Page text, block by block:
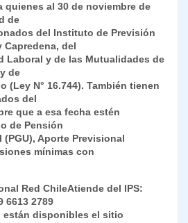
quienes al 30 de noviembre de
de
del Instituto de Previsión
Capredena, del
Laboral y de las Mutualidades de
de
(Ley N° 16.744). También tienen
del
que a esa fecha estén
de Pensión
Aporte Previsional
mínimas con
Red ChileAtiende del IPS:
6613 2789
están disponibles el sitio